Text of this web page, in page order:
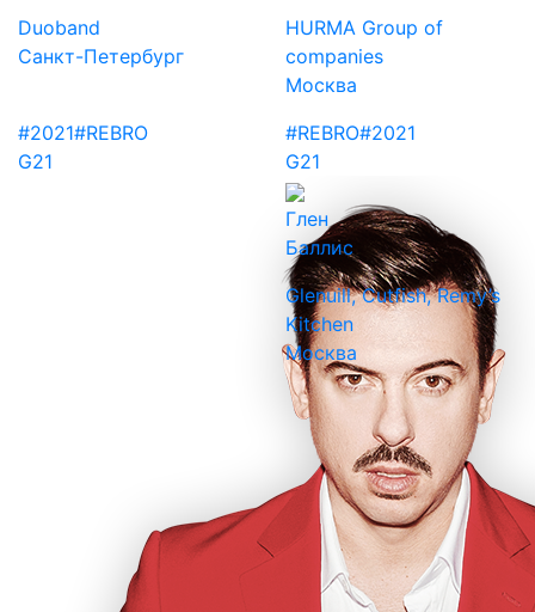
Duoband
Санкт-Петербург
HURMA Group of
companies
Москва
#2021#REBRO
G21
#REBRO#2021
G21
Глен
Баллис
Glenuill, Cutfish, Remy’s
Kitchen
Москва